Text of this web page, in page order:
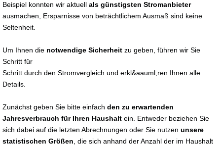
Beispiel konnten wir aktuell als günstigsten Stromanbieter
ausmachen, Ersparnisse von beträchtlichem Ausmaß sind keine
Seltenheit.
Um Ihnen die notwendige Sicherheit zu geben, führen wir Sie
Schritt für
Schritt durch den Stromvergleich und erkl&aauml;ren Ihnen alle
Details.
Zunächst geben Sie bitte einfach den zu erwartenden
Jahresverbrauch für Ihren Haushalt ein. Entweder beziehen Sie
sich dabei auf die letzten Abrechnungen oder Sie nutzen unsere
statistischen Größen , die sich anhand der Anzahl der im Haushalt